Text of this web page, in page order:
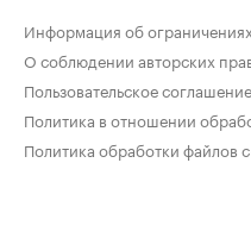
Информация об ограничениях
О соблюдении авторских
Пользовательское соглашение
Политика в отношении
Политика обработки файлов